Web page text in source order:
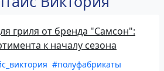
гриля от бренда "Самсон":
к началу сезона
#полуфабрикаты